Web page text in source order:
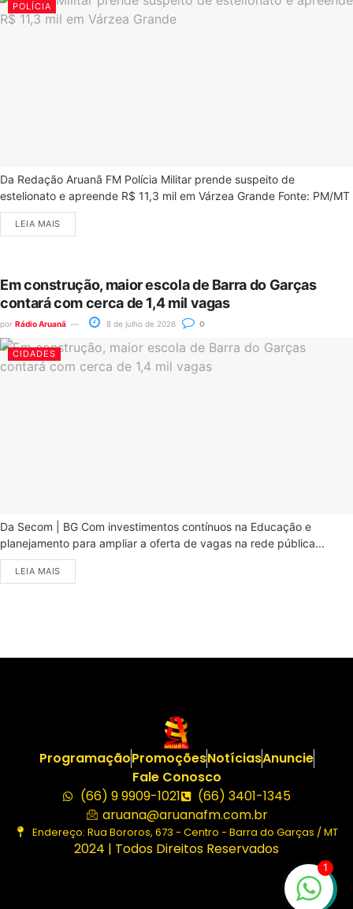
POLÍCIA
Da Redação Aruanã FM Polícia Militar prende suspeito de
estelionato e apreende R$ 11,3 mil em Várzea Grande Fonte: PM/MT
LEIA MAIS
Em construção, maior escola de Barra do Garças
contará com cerca de 1,4 mil vagas
por Rádio Aruanã 8 de julho de 2026 0
CIDADES
Da Secom | BG Com investimentos contínuos na Educação e
planejamento para ampliar a oferta de vagas na rede pública...
LEIA MAIS
ProgramaçãoPromoçõesNotíciasAnuncie
Fale Conosco
(66) 9 9909-1021
(66) 3401-1345
aruana@aruanafm.com.br
Endereço: Rua Bororos, 673 - Centro - Barra do Garças / MT
2024 | Todos Direitos Reservados
1